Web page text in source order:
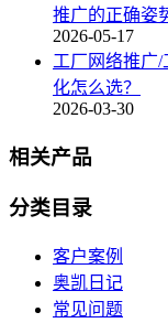
推广的正确姿
2026-05-17
工厂网络推广/
化怎么选？
2026-03-30
相关产品
分类目录
客户案例
奥凯日记
常见问题